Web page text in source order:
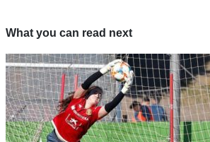
What you can read next